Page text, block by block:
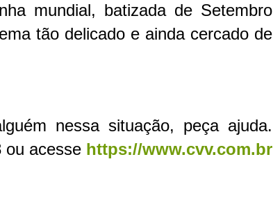
mundial, batizada de Setembro
tão delicado e ainda cercado de
nessa situação, peça ajuda.
ou acesse https://www.cvv.com.br